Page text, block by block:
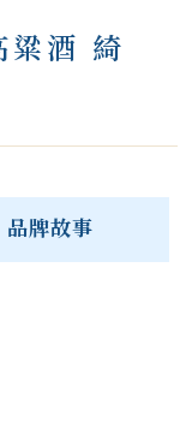
粱酒 綺
品牌故事